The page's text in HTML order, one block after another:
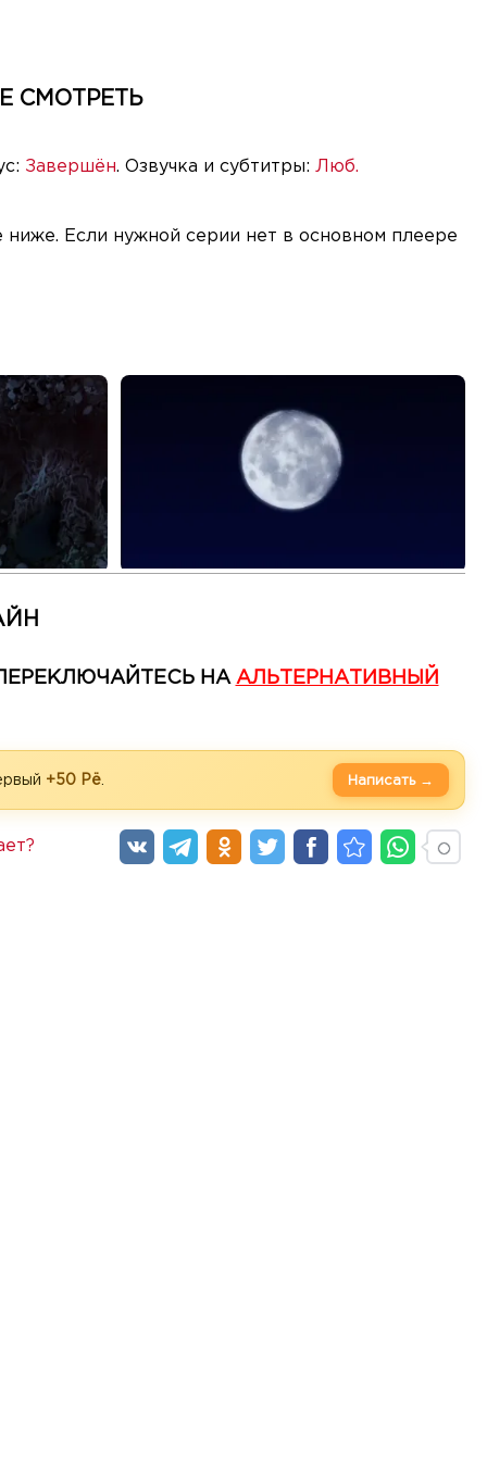
СМОТРЕТЬ
Завершён. Озвучка и субтитры: Люб.
Если нужной серии нет в основном плеере
НА АЛЬТЕРНАТИВНЫЙ
+50 Рё Написать →